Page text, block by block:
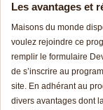
Les avantages et
Maisons du monde
voulez rejoindre ce
remplir le formulaire
de s’inscrire au
site. En adhérant au
divers avantages dont